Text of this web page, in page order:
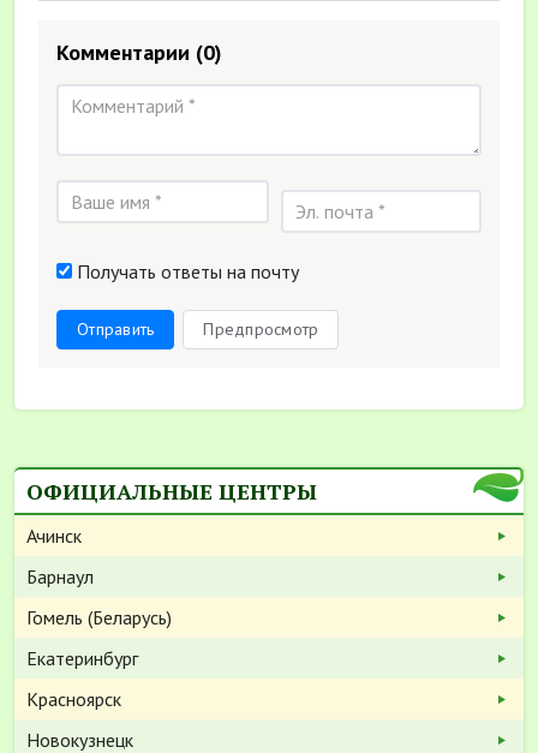
Комментарии (0)
Получать ответы на почту
Отправить Предпросмотр
ОФИЦИАЛЬНЫЕ ЦЕНТРЫ
Ачинск
Барнаул
Гомель (Беларусь)
Екатеринбург
Красноярск
Новокузнецк